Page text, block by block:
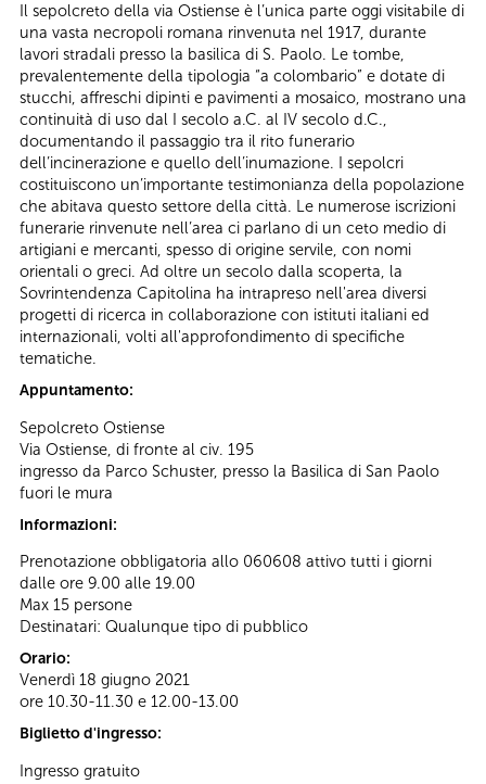
Il sepolcreto della via Ostiense è l’unica parte oggi visitabile di
una vasta necropoli romana rinvenuta nel 1917, durante
lavori stradali presso la basilica di S. Paolo. Le tombe,
prevalentemente della tipologia “a colombario” e dotate di
stucchi, affreschi dipinti e pavimenti a mosaico, mostrano una
continuità di uso dal I secolo a.C. al IV secolo d.C.,
documentando il passaggio tra il rito funerario
dell’incinerazione e quello dell’inumazione. I sepolcri
costituiscono un’importante testimonianza della popolazione
che abitava questo settore della città. Le numerose iscrizioni
funerarie rinvenute nell’area ci parlano di un ceto medio di
artigiani e mercanti, spesso di origine servile, con nomi
orientali o greci. Ad oltre un secolo dalla scoperta, la
Sovrintendenza Capitolina ha intrapreso nell'area diversi
progetti di ricerca in collaborazione con istituti italiani ed
internazionali, volti all'approfondimento di specifiche
tematiche.
Appuntamento:
Sepolcreto Ostiense
Via Ostiense, di fronte al civ. 195
ingresso da Parco Schuster, presso la Basilica di San Paolo
fuori le mura
Informazioni:
Prenotazione obbligatoria allo 060608 attivo tutti i giorni
dalle ore 9.00 alle 19.00
Max 15 persone
Destinatari: Qualunque tipo di pubblico
Orario:
Venerdì 18 giugno 2021
ore 10.30-11.30 e 12.00-13.00
Biglietto d'ingresso:
Ingresso gratuito